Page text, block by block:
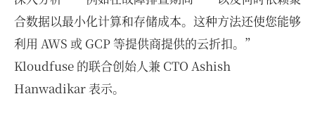
合数据以最小化计算和存储成本。这种方法还使您能够
利用 AWS 或 GCP 等提供商提供的云折扣。”
Kloudfuse 的联合创始人兼 CTO Ashish
Hanwadikar 表示。